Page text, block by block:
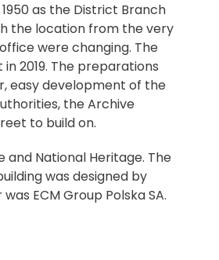
as the District Branch
the location from the very
were changing. The
2019. The preparations
easy development of the
the Archive
to build on.
National Heritage. The
was designed by
ECM Group Polska SA.